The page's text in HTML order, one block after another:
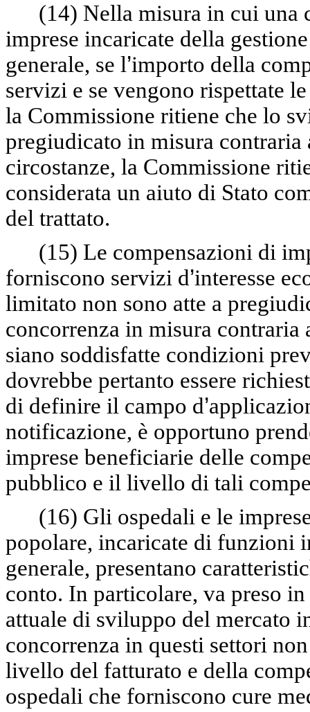
(14) Nella misura in cui una
imprese incaricate della
generale, se l’importo della
servizi e se vengono rispettate
la Commissione ritiene che lo
pregiudicato in misura contraria
circostanze, la Commissione
considerata un aiuto di Stato
del trattato.
(15) Le compensazioni di
forniscono servizi d’interesse
limitato non sono atte a
concorrenza in misura
siano soddisfatte condizioni
dovrebbe pertanto essere
di definire il campo d’
notificazione, è opportuno
imprese beneficiarie delle
pubblico e il livello di tali
(16) Gli ospedali e le
popolare, incaricate di funzioni
generale, presentano
conto. In particolare, va preso
attuale di sviluppo del mercato
concorrenza in questi settori
livello del fatturato e della
ospedali che forniscono cure